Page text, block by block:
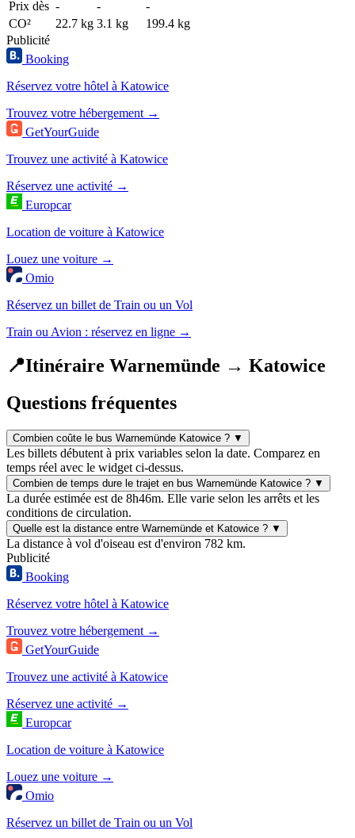
Prix dès - -
-
CO²
22.7 kg 3.1 kg
199.4 kg
Publicité
Booking
Réservez votre hôtel à Katowice
Trouvez votre hébergement →
GetYourGuide
Trouvez une activité à Katowice
Réservez une activité →
Europcar
Location de voiture à Katowice
Louez une voiture →
Omio
Réservez un billet de Train ou un Vol
Train ou Avion : réservez en ligne →
📍Itinéraire Warnemünde → Katowice
Questions fréquentes
Combien coûte le bus Warnemünde Katowice ? ▼
Les billets débutent à prix variables selon la date. Comparez en
temps réel avec le widget ci-dessus.
Combien de temps dure le trajet en bus Warnemünde Katowice ? ▼
La durée estimée est de 8h46m. Elle varie selon les arrêts et les
conditions de circulation.
Quelle est la distance entre Warnemünde et Katowice ? ▼
La distance à vol d'oiseau est d'environ 782 km.
Publicité
Booking
Réservez votre hôtel à Katowice
Trouvez votre hébergement →
GetYourGuide
Trouvez une activité à Katowice
Réservez une activité →
Europcar
Location de voiture à Katowice
Louez une voiture →
Omio
Réservez un billet de Train ou un Vol